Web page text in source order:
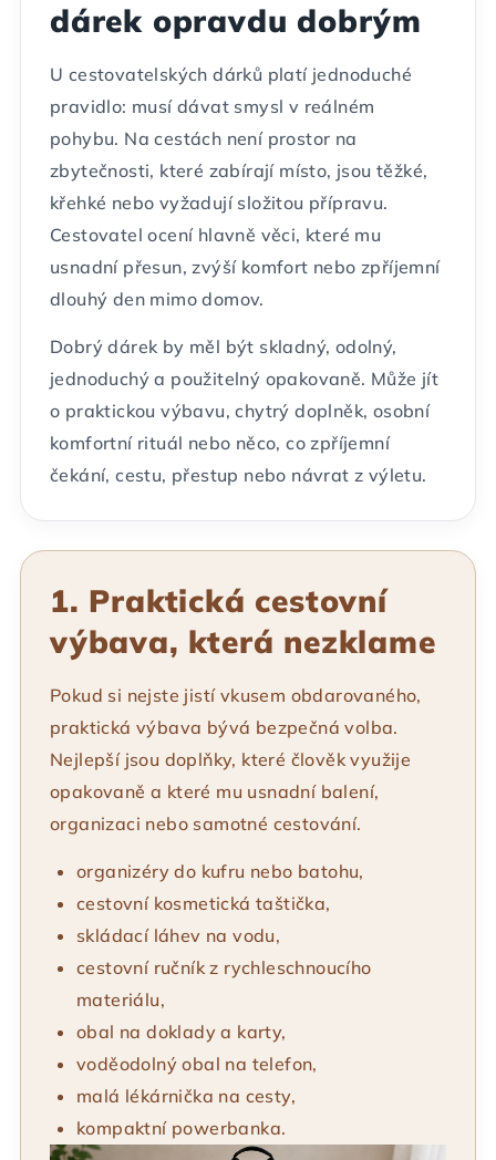
dárek opravdu dobrým
U cestovatelských dárků platí jednoduché
pravidlo: musí dávat smysl v reálném
pohybu. Na cestách není prostor na
zbytečnosti, které zabírají místo, jsou těžké,
křehké nebo vyžadují složitou přípravu.
Cestovatel ocení hlavně věci, které mu
usnadní přesun, zvýší komfort nebo zpříjemní
dlouhý den mimo domov.
Dobrý dárek by měl být skladný, odolný,
jednoduchý a použitelný opakovaně. Může jít
o praktickou výbavu, chytrý doplněk, osobní
komfortní rituál nebo něco, co zpříjemní
čekání, cestu, přestup nebo návrat z výletu.
1. Praktická cestovní
výbava, která nezklame
Pokud si nejste jistí vkusem obdarovaného,
praktická výbava bývá bezpečná volba.
Nejlepší jsou doplňky, které člověk využije
opakovaně a které mu usnadní balení,
organizaci nebo samotné cestování.
organizéry do kufru nebo batohu,
cestovní kosmetická taštička,
skládací láhev na vodu,
cestovní ručník z rychleschnoucího
materiálu,
obal na doklady a karty,
voděodolný obal na telefon,
malá lékárnička na cesty,
kompaktní powerbanka.